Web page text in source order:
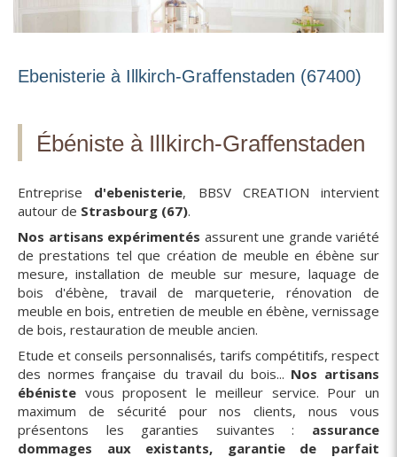
Ebenisterie à Illkirch-Graffenstaden (67400)
Ébéniste à Illkirch-Graffenstaden
Entreprise d'ebenisterie, BBSV CREATION intervient
autour de Strasbourg (67).
Nos artisans expérimentés assurent une grande variété
de prestations tel que création de meuble en ébène sur
mesure, installation de meuble sur mesure, laquage de
bois d'ébène, travail de marqueterie, rénovation de
meuble en bois, entretien de meuble en ébène, vernissage
de bois, restauration de meuble ancien.
Etude et conseils personnalisés, tarifs compétitifs, respect
des normes française du travail du bois... Nos artisans
ébéniste vous proposent le meilleur service. Pour un
maximum de sécurité pour nos clients, nous vous
présentons les garanties suivantes : assurance
dommages aux existants, garantie de parfait